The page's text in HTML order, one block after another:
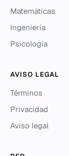
Matemáticas
Ingeniería
Psicología
AVISO LEGAL
Términos
Privacidad
Aviso legal